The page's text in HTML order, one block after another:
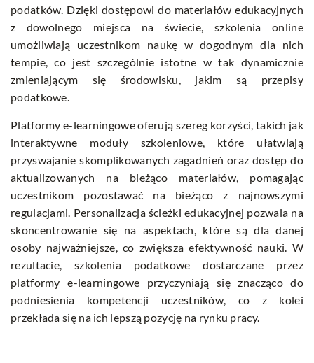
podatków. Dzięki dostępowi do materiałów edukacyjnych
z dowolnego miejsca na świecie, szkolenia online
umożliwiają uczestnikom naukę w dogodnym dla nich
tempie, co jest szczególnie istotne w tak dynamicznie
zmieniającym się środowisku, jakim są przepisy
podatkowe.
Platformy e-learningowe oferują szereg korzyści, takich jak
interaktywne moduły szkoleniowe, które ułatwiają
przyswajanie skomplikowanych zagadnień oraz dostęp do
aktualizowanych na bieżąco materiałów, pomagając
uczestnikom pozostawać na bieżąco z najnowszymi
regulacjami. Personalizacja ścieżki edukacyjnej pozwala na
skoncentrowanie się na aspektach, które są dla danej
osoby najważniejsze, co zwiększa efektywność nauki. W
rezultacie, szkolenia podatkowe dostarczane przez
platformy e-learningowe przyczyniają się znacząco do
podniesienia kompetencji uczestników, co z kolei
przekłada się na ich lepszą pozycję na rynku pracy.